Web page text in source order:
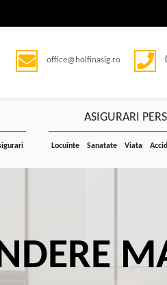
office@holfinasig.ro
ASIGURARI
Locuinte Sanatate Viata